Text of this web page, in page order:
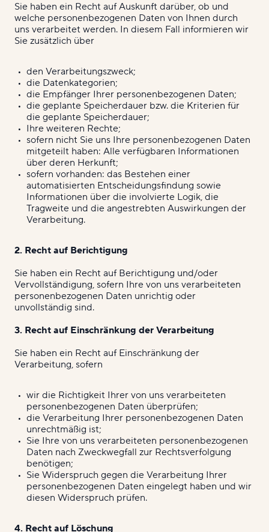
Sie haben ein Recht auf Auskunft darüber, ob und
welche personenbezogenen Daten von Ihnen durch
uns verarbeitet werden. In diesem Fall informieren wir
Sie zusätzlich über
den Verarbeitungszweck;
die Datenkategorien;
die Empfänger Ihrer personenbezogenen Daten;
die geplante Speicherdauer bzw. die Kriterien für
die geplante Speicherdauer;
Ihre weiteren Rechte;
sofern nicht Sie uns Ihre personenbezogenen Daten
mitgeteilt haben: Alle verfügbaren Informationen
über deren Herkunft;
sofern vorhanden: das Bestehen einer
automatisierten Entscheidungsfindung sowie
Informationen über die involvierte Logik, die
Tragweite und die angestrebten Auswirkungen der
Verarbeitung.
2. Recht auf Berichtigung
Sie haben ein Recht auf Berichtigung und/oder
Vervollständigung, sofern Ihre von uns verarbeiteten
personenbezogenen Daten unrichtig oder
unvollständig sind.
3. Recht auf Einschränkung der Verarbeitung
Sie haben ein Recht auf Einschränkung der
Verarbeitung, sofern
wir die Richtigkeit Ihrer von uns verarbeiteten
personenbezogenen Daten überprüfen;
die Verarbeitung Ihrer personenbezogenen Daten
unrechtmäßig ist;
Sie Ihre von uns verarbeiteten personenbezogenen
Daten nach Zweckwegfall zur Rechtsverfolgung
benötigen;
Sie Widerspruch gegen die Verarbeitung Ihrer
personenbezogenen Daten eingelegt haben und wir
diesen Widerspruch prüfen.
4. Recht auf Löschung